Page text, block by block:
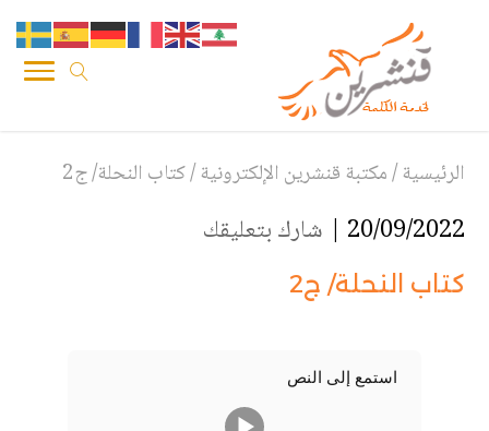
الرئيسية/مكتبة قنشرين الإلكترونية/كتاب النحلة/ ج2
20/09/2022 | شارك بتعليقك
كتاب النحلة/ ج2
استمع إلى النص